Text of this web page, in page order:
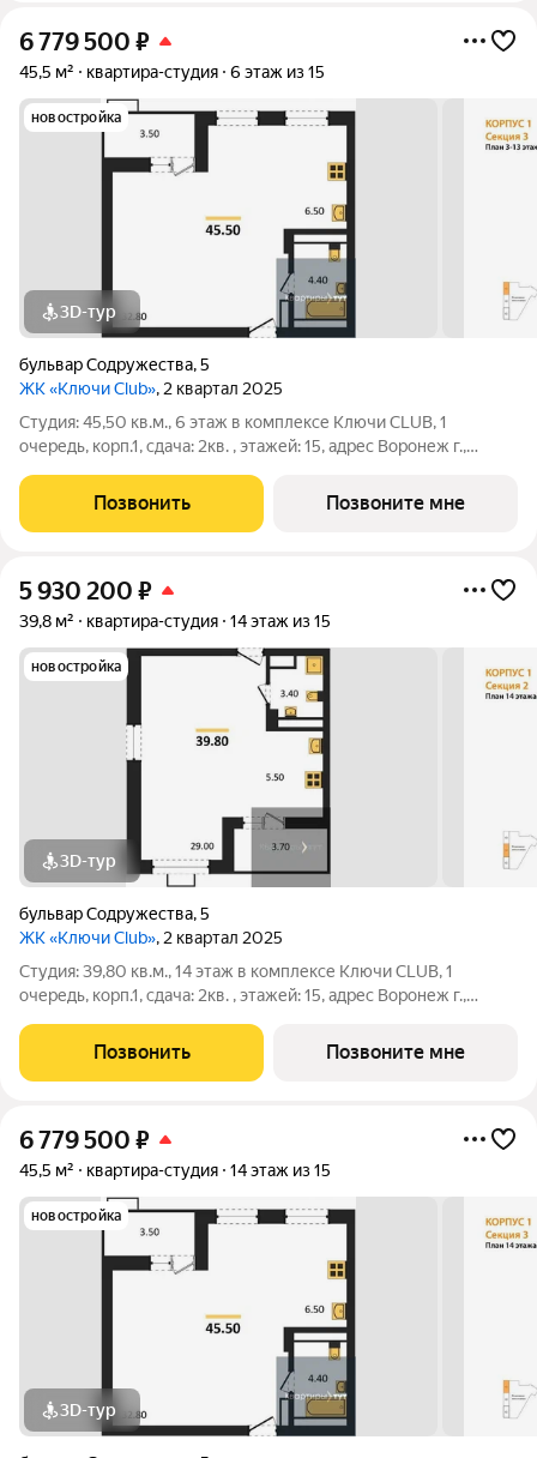
6 779 500 ₽
45,5 м² квартира-студия 6 этаж из 15
новостройка
3D-тур
бульвар Содружества,5
ЖК «Ключи Club», 2 квартал 2025
Студия: 45,50 кв.м., 6 этаж в комплексе Ключи CLUB, 1
очередь, корп.1, сдача: 2кв. , этажей: 15, адрес Воронеж г.,
полноценный мини-город из семи жилых комплексов,
насыщенный социальной и
Позвонить Позвоните мне
5 930 200 ₽
39,8 м² квартира-студия 14 этаж из 15
новостройка
3D-тур
бульвар Содружества,5
ЖК «Ключи Club», 2 квартал 2025
Студия: 39,80 кв.м., 14 этаж в комплексе Ключи CLUB, 1
очередь, корп.1, сдача: 2кв. , этажей: 15, адрес Воронеж г.,
полноценный мини-город из семи жилых комплексов,
насыщенный социальной и
Позвонить Позвоните мне
6 779 500 ₽
45,5 м² квартира-студия 14 этаж из 15
новостройка
3D-тур